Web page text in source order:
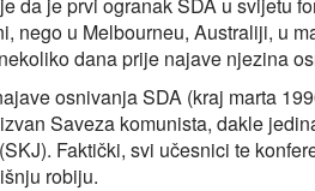
nego u Melbourneu, Australiji, u
dana prije najave njezina
osnivanja SDA (kraj marta
Saveza komunista, dakle
Faktički, svi učesnici te
robiju.